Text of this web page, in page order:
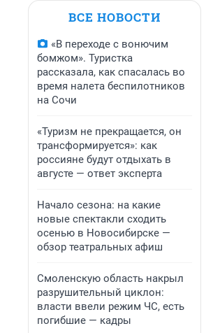
ВСЕ НОВОСТИ
«В переходе с вонючим
бомжом». Туристка
рассказала, как спасалась во
время налета беспилотников
на Сочи
«Туризм не прекращается, он
трансформируется»: как
россияне будут отдыхать в
августе — ответ эксперта
Начало сезона: на какие
новые спектакли сходить
осенью в Новосибирске —
обзор театральных афиш
Смоленскую область накрыл
разрушительный циклон:
власти ввели режим ЧС, есть
погибшие — кадры